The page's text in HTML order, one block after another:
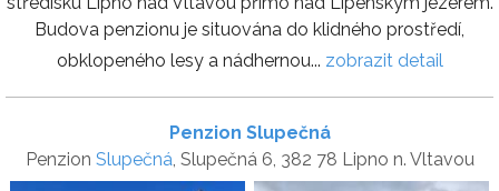
Budova penzionu je situována do klidného prostředí,
obklopeného lesy a nádhernou... zobrazit detail
Penzion Slupečná
Penzion Slupečná, Slupečná 6, 382 78 Lipno n. Vltavou